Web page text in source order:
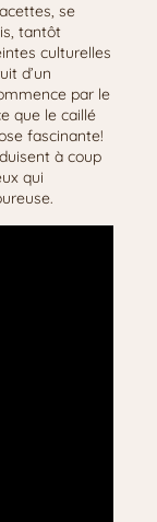
se
tantôt
culturelles
d’un
par le
que le caillé
fascinante!
à coup
qui